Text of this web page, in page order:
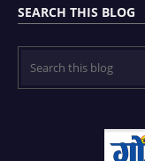
SEARCH THIS BLOG